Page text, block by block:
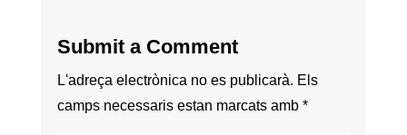
Submit a Comment
L'adreça electrònica no es publicarà. Els
camps necessaris estan marcats amb *